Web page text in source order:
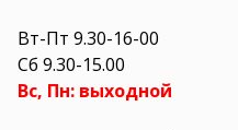
Вт-Пт 9.30-16-00
Сб 9.30-15.00
Вс, Пн: выходной